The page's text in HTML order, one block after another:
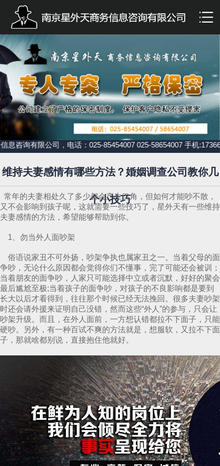
咨询有限公司，电话：025-85454007 025-58654007 手机
维持夫妻感情有哪些方法？婚姻调查公司教你几
个小技巧
常年的夫妻相处久了多少都会产生口角，但如何才能吵不散，
又不会影响到孩子呢，这就需要一些技巧了，星外天有一些维持
夫妻感情的方法，希望能够帮助到你。
1、勿当外人面吵架
俗语说家丑不可外扬，吵架争执也属家丑之一。当着父母的面
争吵，无论什么原因都会觉得你们不懂事，完了可能还会被训；
当着朋友的面争吵，人家只可能选择中立或者沉默，好好的聚会
最后尴尬至极;当着孩子的面争吵，对孩子的不良影响都是要到
长大以后才看得到，往往那个时候已经无法挽回。很多夫妻吵架
时还会请外援来证明自己没错，然而这些“外人”的参与，只会让
吵架升级。而且，在外人面前，一方想认错都拉不下面子，只能
硬吵。另外，有一种百试不爽的方法就是，想服软，又拉不下面
子，那就啥都别说，直接抱住他就好。